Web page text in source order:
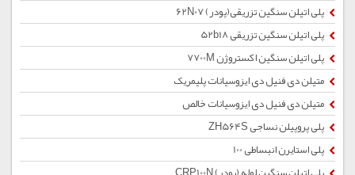
پلی اتیلن سنگین تزریقی(پودر) 62N07
پلی اتیلن سنگین تزریقی 52b18
پلی اتیلن سنگین اکستروژن 7700M
متیلن دی فنیل دی ایزوسیانات پلیمریک
متیلن دی فنیل دی ایزوسیانات خالص
پلی پروپیلن نساجی ZH564S
پلی استایرن انبساطی 100